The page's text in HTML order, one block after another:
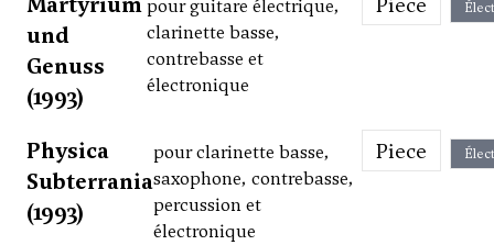
und
Genuss
(1993)
pour guitare électrique,
clarinette basse,
contrebasse et
électronique
Physica
Subterrania
(1993)
pour clarinette basse,
saxophone, contrebasse,
percussion et
électronique
Piece